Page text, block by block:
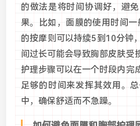
的做法是将时间协调好，避
果。比如，面膜的使用时间
的按摩则可以持续5到10分钟
间过长可能会导致胸部皮肤受
护理步骤可以在一个时段内完
足够的时间来发挥其效用。
中，确保舒适而不急躁。